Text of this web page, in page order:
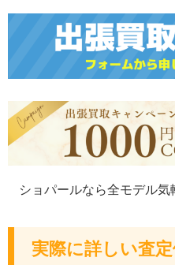
ショパールなら全モデル気
実際に詳しい査